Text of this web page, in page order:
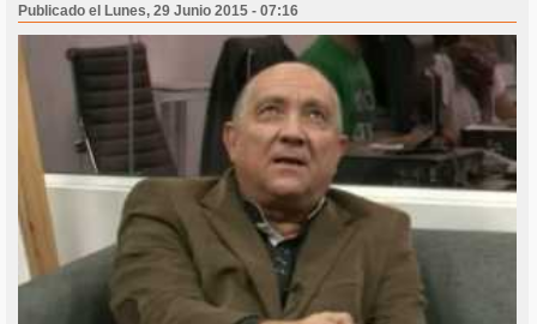
Publicado el Lunes, 29 Junio 2015 - 07:16